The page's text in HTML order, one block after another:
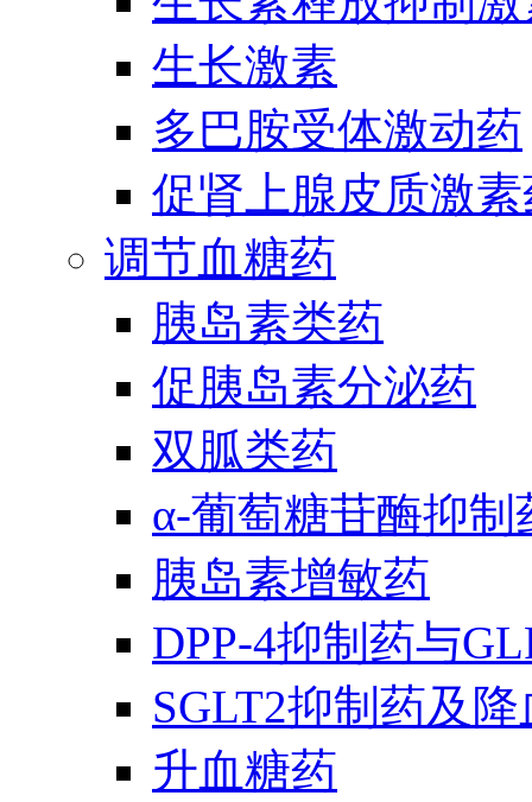
生长激素
多巴胺受体激动药
促肾上腺皮质激
调节血糖药
胰岛素类药
促胰岛素分泌药
双胍类药
α-葡萄糖苷酶抑制
胰岛素增敏药
DPP-4抑制药与
SGLT2抑制药及
升血糖药